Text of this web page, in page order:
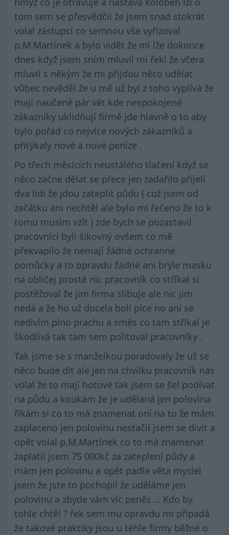
tom sem se přesvědčil že jsem snad stokrát
volal zástupci co semnou vše vyřizoval
p.M.Martínek a bylo vidět že mi lže dokonce
dnes když jsem sním mluvil mi řekl že včera
mluvil s někým že mi přijdou něco udělat
vůbec nevěděl že u mě už byl z toho vyplívá že
mají naučené pár vět kde nespokojené
zákazníky uklidňují firmě jde hlavně o to aby
bylo pořád co nejvíce nových zákazníků a
přitýkaly nové a nové peníze .
Po třech měsících neustálého tlačení když se
něco začne dělat se přece jen zadařilo přijeli
dva lidi že jdou zateplit půdu ( což jsem od
začátku ani nechtěl ale bylo mi řečeno že to k
tomu musím vzít ) zde bych se pozastavil
pracovníci byli šikovný ovšem co mě
překvapilo že nemají žádné ochranné
pomůcky a to opravdu žádné ani brýle masku
na obličej prostě nic pracovník co stříkal si
postěžoval že jim firma slibuje ale nic jim
nedá a že ho už docela bolí píce no ani se
nedivím plno prachu a směs co tam stříkal je
škodlivá tak tam sem politoval pracovníky .
Tak jsme se s manželkou poradovaly že už se
něco bude dít ale jen na chvilku pracovník nás
volal že to mají hotové tak jsem se šel podívat
na půdu a koukám že je udělaná jen polovina
říkám si co to má znamenat oni na to že mám
zaplaceno jen polovinu nestačil jsem se divit a
opět volal p,M.Martínek co to má znamenat
zaplatil jsem 75 000kč za zateplení půdy a
mám jen polovinu a opět padla věta myslel
jsem že jste to pochopil že uděláme jen
polovinu a zbyde vám víc peněz … Kdo by
tohle chtěl ? řek sem mu opravdu mi připadá
že takové praktiky jsou u téhle firmy běžné o